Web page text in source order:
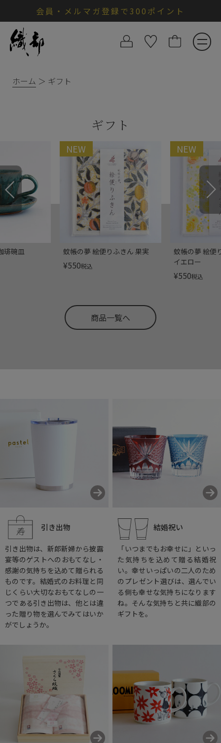
会員・メルマガ登録で300ポイント
ホーム ギフト
ギフト
琲碗皿 蚊帳の夢 絵便りふきん 果実
¥550税込
蚊帳の夢 絵便
イエロー
¥550税込
商品一覧へ
引き出物
引き出物は、新郎新婦から披露
宴等のゲストへのおもてなし・
感謝の気持ちを込めて贈られる
ものです。結婚式のお料理と同
じくらい大切なおもてなしの一
つである引き出物は、他とは違
った贈り物を選んでみてはいか
がでしょうか。
結婚祝い
「いつまでもお幸せに」といっ
た気持ちを込めて贈る結婚祝
い。幸せいっぱいの二人のため
のプレゼント選びは、選んでい
る側も幸せな気持ちになります
ね。そんな気持ちと共に織部の
ギフトを。